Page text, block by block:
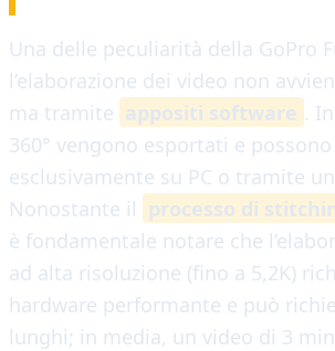
Una delle peculiarità della GoPro
l’elaborazione dei video non
ma tramite appositi software .
360° vengono esportati e
esclusivamente su PC o tramite
Nonostante il processo di
è fondamentale notare che
ad alta risoluzione (fino a 5,2K)
hardware performante e può
lunghi; in media, un video di 3